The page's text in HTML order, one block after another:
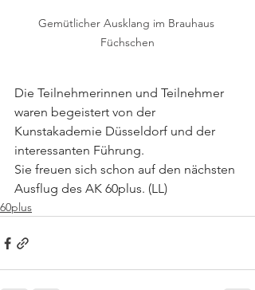
Gemütlicher Ausklang im Brauhaus
Füchschen
Die Teilnehmerinnen und Teilnehmer
waren begeistert von der
Kunstakademie Düsseldorf und der
interessanten Führung.
Sie freuen sich schon auf den nächsten
Ausflug des AK 60plus. (LL)
60plus